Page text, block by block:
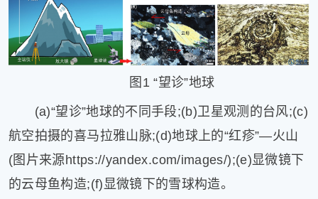
图1 “望诊”地球
(a)“望诊”地球的不同手段;(b)卫星观测的台风;(c)
航空拍摄的喜马拉雅山脉;(d)地球上的“红疹”—火山
(图片来源https://yandex.com/images/);(e)显微镜下
的云母鱼构造;(f)显微镜下的雪球构造。